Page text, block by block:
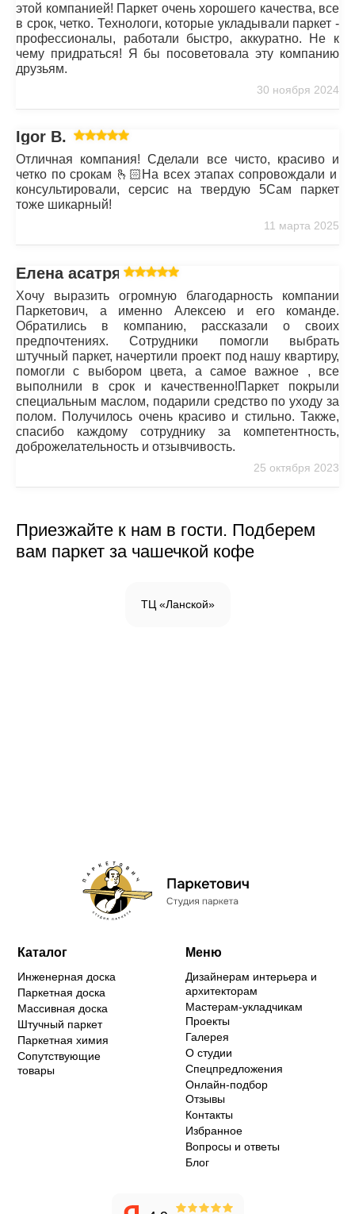
этой компанией! Паркет очень хорошего качества, все
в срок, четко. Технологи, которые укладывали паркет -
профессионалы, работали быстро, аккуратно. Не к
чему придраться! Я бы посоветовала эту компанию
друзьям.
30 ноября 2024
Igor B.
Отличная компания! Сделали все чисто, красиво и
четко по срокам 🫰🏻На всех этапах сопровождали и
консультировали, серсис на твердую 5Сам паркет
тоже шикарный!
11 марта 2025
Елена асатрян
Хочу выразить огромную благодарность компании
Паркетович, а именно Алексею и его команде.
Обратились в компанию, рассказали о своих
предпочтениях. Сотрудники помогли выбрать
штучный паркет, начертили проект под нашу квартиру,
помогли с выбором цвета, а самое важное , все
выполнили в срок и качественно!Паркет покрыли
специальным маслом, подарили средство по уходу за
полом. Получилось очень красиво и стильно. Также,
спасибо каждому сотруднику за компетентность,
доброжелательность и отзывчивость.
25 октября 2023
Приезжайте к нам в гости. Подберем
вам паркет за чашечкой кофе
ТЦ «Ланской»
Каталог
Инженерная доска
Паркетная доска
Массивная доска
Штучный паркет
Паркетная химия
Сопутствующие
товары
Меню
Дизайнерам интерьера и
архитекторам
Мастерам-укладчикам
Проекты
Галерея
О студии
Спецпредложения
Онлайн-подбор
Отзывы
Контакты
Избранное
Вопросы и ответы
Блог